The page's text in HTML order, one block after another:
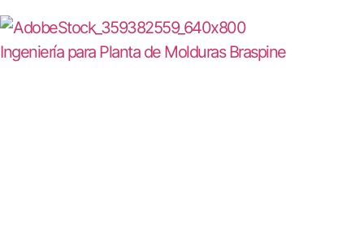
Ingeniería para Planta de Molduras Braspine